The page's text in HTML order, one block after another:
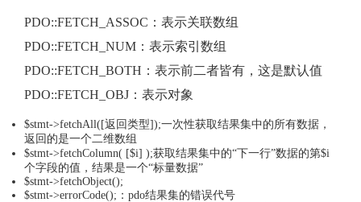
PDO::FETCH_ASSOC：表示关联数组
PDO::FETCH_NUM：表示索引数组
PDO::FETCH_BOTH：表示前二者皆有，这是默认值
PDO::FETCH_OBJ：表示对象
$stmt->fetchAll([返回类型]);一次性获取结果集中的所有数据，
返回的是一个二维数组
$stmt->fetchColumn( [$i] );获取结果集中的“下一行”数据的第$i
个字段的值，结果是一个“标量数据”
$stmt->fetchObject();
$stmt->errorCode();：pdo结果集的错误代号